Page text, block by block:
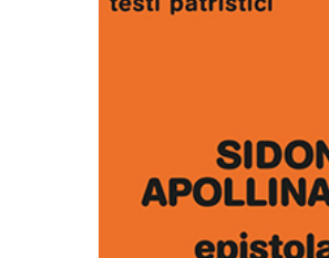
AGGIUNGI AL CARRELLO